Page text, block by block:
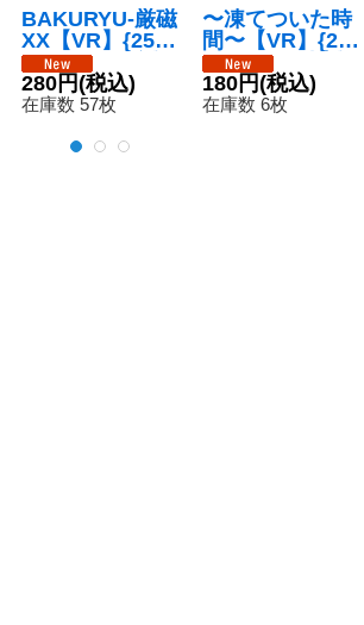
BAKURYU-厳磁
XX【VR】{25R
P210/77}《多》
280円(税込)
在庫数 57枚
〜凍てついた時
間〜【VR】{25
RP22/77}《水》
180円(税込)
在庫数 6枚